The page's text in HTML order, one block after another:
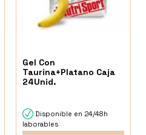
Gel Con
Taurina+Platano Caja
24Unid.
Disponible en 24/48h
laborables